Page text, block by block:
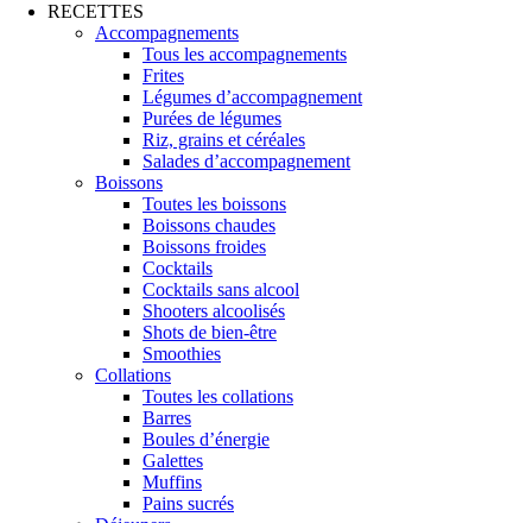
RECETTES
Accompagnements
Tous les accompagnements
Frites
Légumes d’accompagnement
Purées de légumes
Riz, grains et céréales
Salades d’accompagnement
Boissons
Toutes les boissons
Boissons chaudes
Boissons froides
Cocktails
Cocktails sans alcool
Shooters alcoolisés
Shots de bien-être
Smoothies
Collations
Toutes les collations
Barres
Boules d’énergie
Galettes
Muffins
Pains sucrés